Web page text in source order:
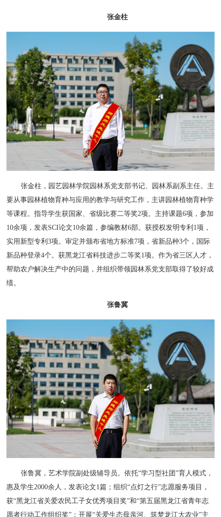
张金柱
张金柱，园艺园林学院园林系党支部书记、园林系副系主任。主
要从事园林植物育种与应用的教学与研究工作，主讲园林植物育种学
等课程。指导学生获国家、省级比赛二等奖2项。主持课题6项，参加
10余项，发表SCI论文10余篇，参编教材6部。获授权发明专利1项，
实用新型专利3项。审定并颁布省地方标准7项，省新品种3个，国际
新品种登录4个。获黑龙江省科技进步二等奖1项。作为省三区人才，
帮助农户解决生产中的问题，并组织带领园林系党支部取得了较好成
绩。
张鲁冀
张鲁冀，艺术学院副处级辅导员。依托“学习型社团”育人模式，
惠及学生2000余人，发表论文1篇；组织“点灯之行”志愿服务项目，
获“黑龙江省关爱农民工子女优秀项目奖”和“第五届黑龙江省青年志
愿者行动工作组织奖”；开展“关爱生态母亲河、筑梦龙江大农业”主